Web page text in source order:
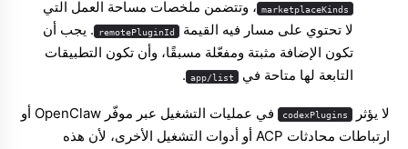
marketplaceKinds ، وتتضمن ملخصات مساحة العمل التي
لا تحتوي على مسار فيه القيمة
remotePluginId . يجب أن
تكون الإضافة مثبتة ومفعّلة مسبقًا، وأن تكون التطبيقات
التابعة لها متاحة في
app/list
.
لا يؤثر codexPlugins
في عمليات التشغيل عبر موفّر OpenClaw أو
ارتباطات محادثات ACP أو أدوات التشغيل الأخرى، لأن هذه